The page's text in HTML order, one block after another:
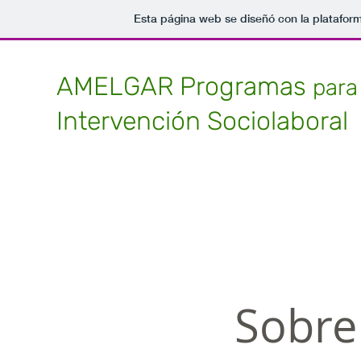
Esta página web se diseñó con la
AMELGAR Programas
Intervención Sociolaboral